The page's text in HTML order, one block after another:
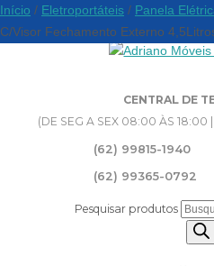
CENTRAL DE
(DE SEG A SEX 08:00 ÀS
(62) 99815-1940
(62) 99365-0792
Pesquisar produtos
Início / Eletroportáteis / Panela
C/Visor Fechamento Externo